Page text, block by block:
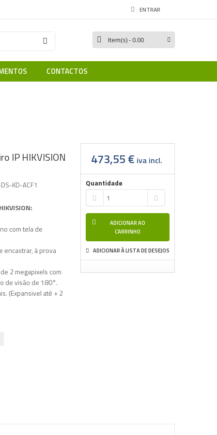
ENTRAR
Item(s)- 0.00
CONTACTOS
IP HIKVISION
KD-ACF1
com tela de
encastrar, à prova
2 megapixels com
de visão de 180°.
(Expansivel até + 2
473,55 € iva incl.
Quantidade
ADICIONAR AO
CARRINHO
ADICIONAR À LISTA DE DESEJOS